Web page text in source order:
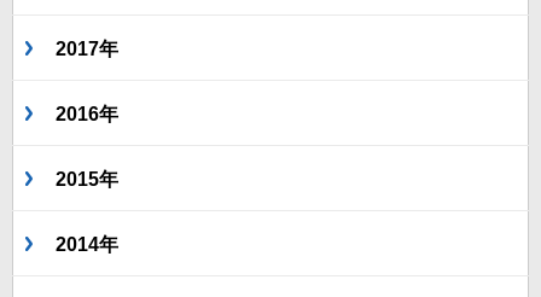
2017年
2016年
2015年
2014年